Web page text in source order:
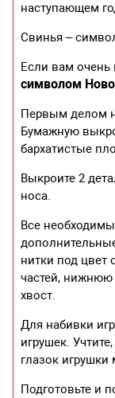
наступающем
Свинья –
Если вам очень
символом
Первым делом
Бумажную
бархатистые
Выкроите 2
носа.
Все
нитки под цвет
частей, нижнюю
хвост.
Для набивки
игрушек.
глазок
Подготовьте и